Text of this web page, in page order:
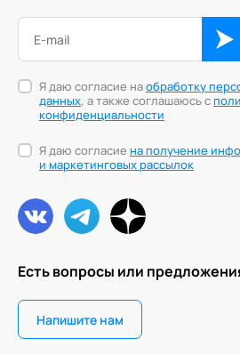
Есть вопросы или
Напишите нам
Я даю согласие наобработку
данных, а также соглашаюсь с
конфиденциальности
Я даю согласие на получение
и маркетинговых рассылок